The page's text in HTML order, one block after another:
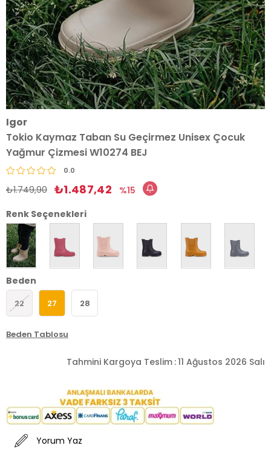
Igor
Tokio Kaymaz Taban Su Geçirmez Unisex Çocuk
Yağmur Çizmesi W10274 BEJ
0.0
₺1.749,90 ₺1.487,42
15
Renk Seçenekleri
Beden
22 27 28
Beden Tablosu
Tahmini Kargoya Teslim :11 Ağustos 2026 Salı
Yorum Yaz